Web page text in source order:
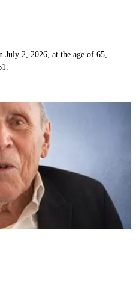
July 2, 2026, at the age of 65,